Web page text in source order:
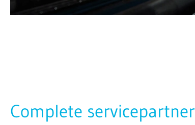
Complete servicepartner